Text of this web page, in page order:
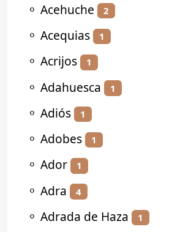
⚬ Acehuche 2
⚬ Acequias 1
⚬ Acrijos 1
⚬ Adahuesca 1
⚬ Adiós 1
⚬ Adobes 1
⚬ Ador 1
⚬ Adra 4
⚬ Adrada de Haza 1